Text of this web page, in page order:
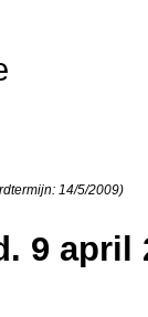
14/5/2009)
9